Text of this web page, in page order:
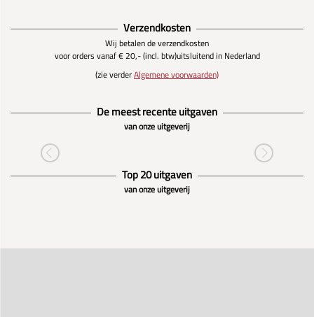
Verzendkosten
Wij betalen de verzendkosten
voor orders vanaf € 20,- (incl. btw)uitsluitend in Nederland
(zie verderAlgemene voorwaarden)
De meest recente uitgaven
van onze uitgeverij
Top 20 uitgaven
van onze uitgeverij